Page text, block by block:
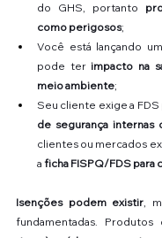
do GHS, portanto
como perigosos;
Você está lançando
pode ter impacto na
meio ambiente;
Seu cliente exige a
de segurança internas
clientes ou mercados
a ficha FISPQ/FDS para
Isenções podem existir,
fundamentadas. Produtos